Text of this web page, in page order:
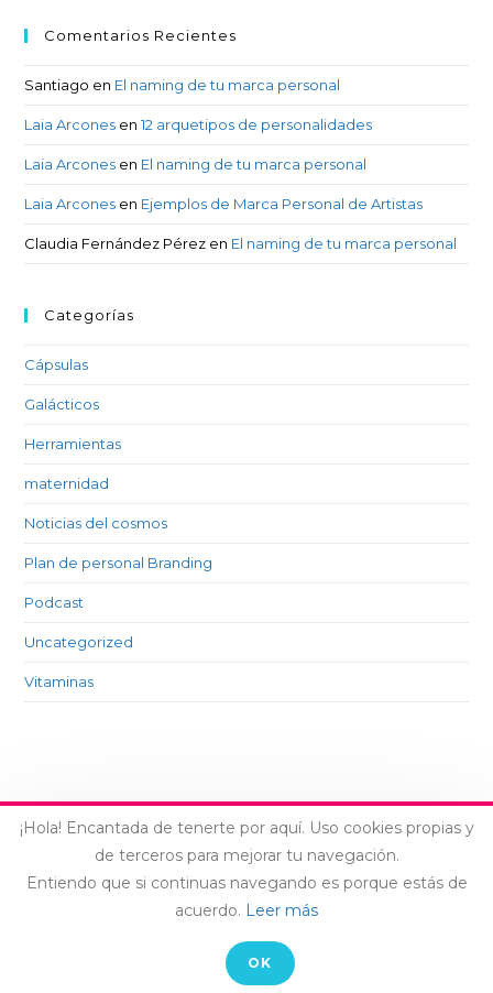
Comentarios Recientes
Santiago en El naming de tu marca personal
Laia Arcones en12 arquetipos de personalidades
Laia Arcones en El naming de tu marca personal
Laia Arcones en Ejemplos de Marca Personal de Artistas
Claudia Fernández Pérez en El naming de tu marca personal
Categorías
Cápsulas
Galácticos
Herramientas
maternidad
Noticias del cosmos
Plan de personal Branding
Podcast
Uncategorized
Vitaminas
¡Hola! Encantada de tenerte por aquí. Uso cookies propias y
de terceros para mejorar tu navegación.
Entiendo que si continuas navegando es porque estás de
acuerdo. Leer más
OK